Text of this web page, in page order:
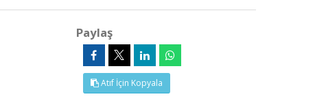
Paylaş
Atıf İçin Kopyala